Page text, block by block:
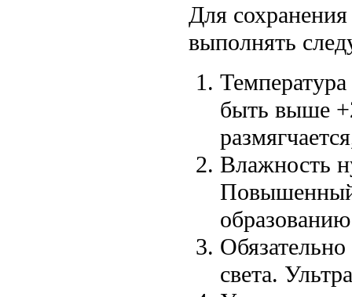
Для
выполнять
быть выше
Влажность
света.